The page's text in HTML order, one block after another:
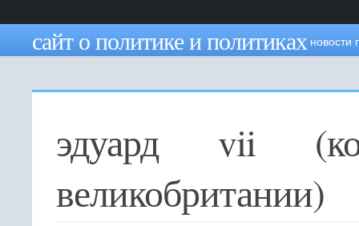
сайт о политике и политиках новости
эдуард vii
великобритании)